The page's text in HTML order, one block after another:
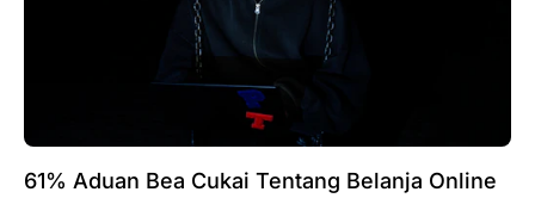
61% Aduan Bea Cukai Tentang Belanja Online